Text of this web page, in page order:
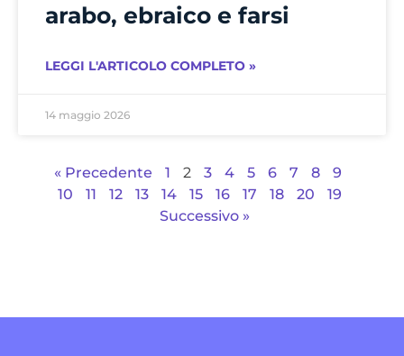
arabo, ebraico e farsi
LEGGI L'ARTICOLO COMPLETO »
14 maggio 2026
« Precedente 1 2 3 4 5 6 7 8
9
10
11 12 13 14 15 16 17 18 20
19
Successivo »